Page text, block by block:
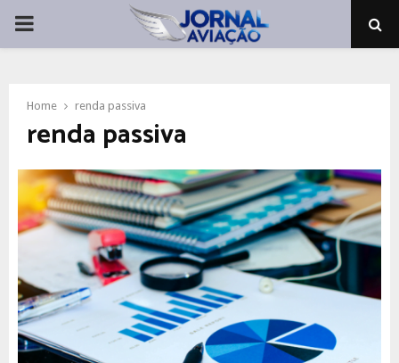
PRIMARY
Home renda passiva
renda passiva